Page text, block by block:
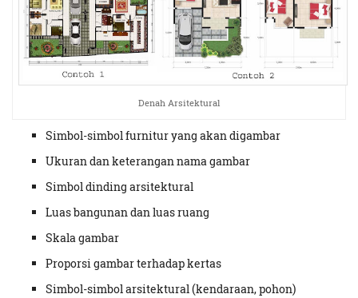
Denah Arsitektural
Simbol-simbol furnitur yang akan digambar
Ukuran dan keterangan nama gambar
Simbol dinding arsitektural
Luas bangunan dan luas ruang
Skala gambar
Proporsi gambar terhadap kertas
Simbol-simbol arsitektural (kendaraan, pohon)